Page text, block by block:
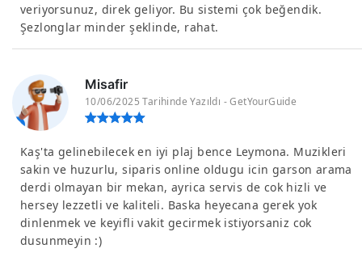
veriyorsunuz, direk geliyor. Bu sistemi çok beğendik.
Şezlonglar minder şeklinde, rahat.
Misafir
10/06/2025 Tarihinde Yazıldı - GetYourGuide
Kaş'ta gelinebilecek en iyi plaj bence Leymona. Muzikleri
sakin ve huzurlu, siparis online oldugu icin garson arama
derdi olmayan bir mekan, ayrica servis de cok hizli ve
hersey lezzetli ve kaliteli. Baska heyecana gerek yok
dinlenmek ve keyifli vakit gecirmek istiyorsaniz cok
dusunmeyin :)